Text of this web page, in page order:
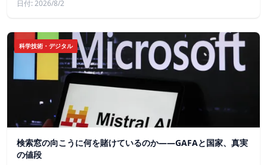
日付: 2026/8/2
科学技術・デジタル
検索窓の向こうに何を賭けているのか——GAFAと国家、真実
の値段